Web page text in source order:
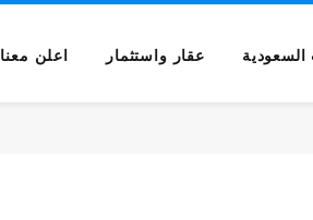
عقار واستثمار اعلن معنا